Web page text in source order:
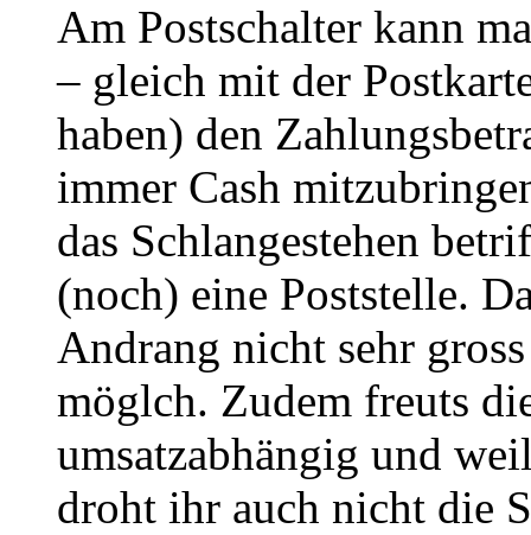
Am Postschalter kann
– gleich mit der
haben) den
immer Cash
das Schlangestehen
(noch) eine Poststelle.
Andrang nicht sehr
möglch. Zudem freuts
umsatzabhängig und
droht ihr auch nicht die